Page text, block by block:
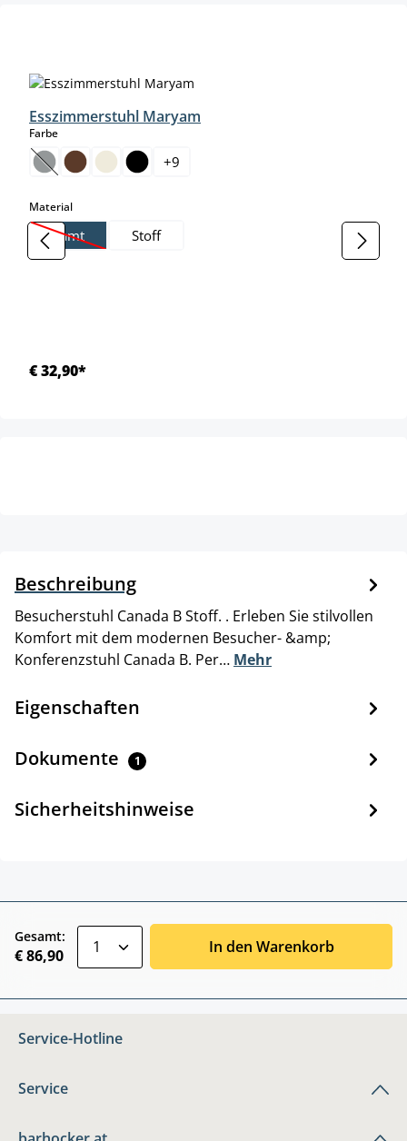
Esszimmerstuhl Maryam
Farbeauswählen
(Diese Option ist zurzeit nicht verfügbar.)
+9
Materialauswählen
Samt
(Diese Option ist zurzeit nicht verfügbar.)
Stoff
€ 32,90*
Beschreibung
Besucherstuhl Canada B Stoff. . Erleben Sie stilvollen
Komfort mit dem modernen Besucher- &amp;
Konferenzstuhl Canada B. Per… Mehr
Eigenschaften
Dokumente 1
Sicherheitshinweise
Gesamt:
€ 86,90 In den Warenkorb
Service-Hotline
Service